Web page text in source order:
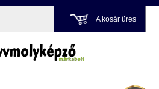
A kosár üres